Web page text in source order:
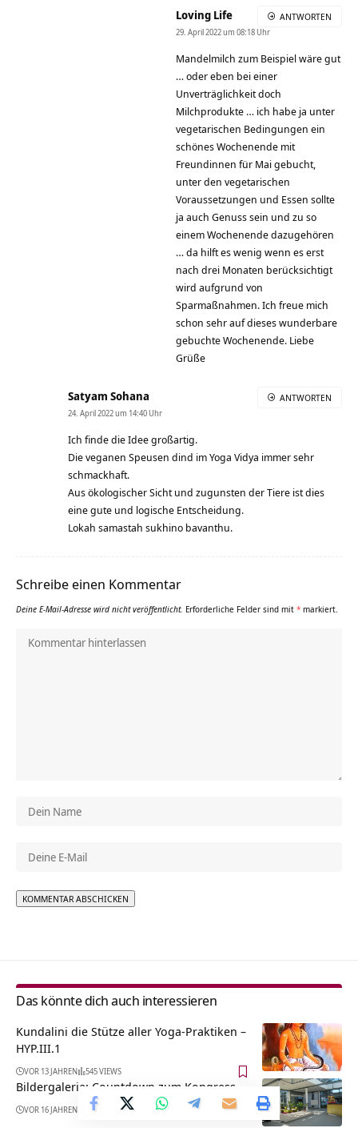
Loving Life
29. April 2022 um 08:18 Uhr
Mandelmilch zum Beispiel wäre gut
… oder eben bei einer
Unverträglichkeit doch
Milchprodukte … ich habe ja unter
vegetarischen Bedingungen ein
schönes Wochenende mit
Freundinnen für Mai gebucht,
unter den vegetarischen
Voraussetzungen und Essen sollte
ja auch Genuss sein und zu so
einem Wochenende dazugehören
… da hilft es wenig wenn es erst
nach drei Monaten berücksichtigt
wird aufgrund von
Sparmaßnahmen. Ich freue mich
schon sehr auf dieses wunderbare
gebuchte Wochenende. Liebe
Grüße
ANTWORTEN
Satyam Sohana
24. April 2022 um 14:40 Uhr
Ich finde die Idee großartig.
Die veganen Speusen dind im Yoga Vidya immer sehr
schmackhaft.
Aus ökologischer Sicht und zugunsten der Tiere ist dies
eine gute und logische Entscheidung.
Lokah samastah sukhino bavanthu.
ANTWORTEN
Schreibe einen Kommentar
Deine E-Mail-Adresse wird nicht veröffentlicht. Erforderliche Felder sind mit * markiert.
Das könnte dich auch interessieren
Kundalini die Stütze aller Yoga-Praktiken –
HYP.III.1
VOR 13 JAHREN 545 VIEWS
Bildergalerie: Countdown zum Kongress
VOR 16 JAHREN 521 VIEWS